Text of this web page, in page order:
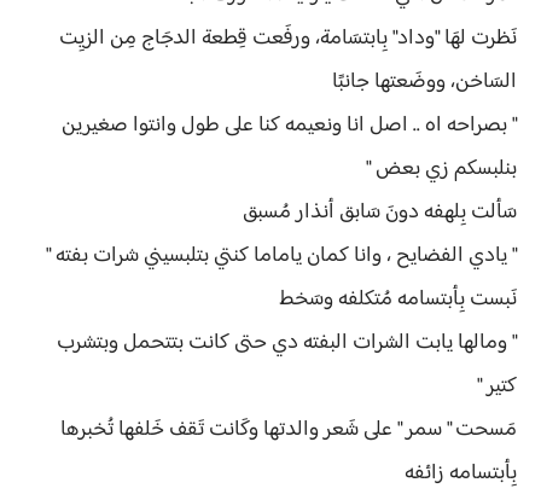
نَظرت لهَا "وداد" بِابتسَامة، ورفَعت قِطعة الدجَاج مِن الزيِت
السَاخن، ووضَعتها جانبًا
" بصراحه اه .. اصل انا ونعيمه كنا على طول وانتوا صغيرين
بنلبسكم زي بعض "
سَألت بِلهفه دونَ سَابق أنذار مُسبق
" يادي الفضايح ، وانا كمان ياماما كنتي بتلبسيني شرات بفته "
نَبست بِأبتسامه مُتكلفه وسَخط
" ومالها يابت الشرات البفته دي حتى كانت بتتحمل وبتشرب
كتير "
مَسحت " سمر " على شَعر والدتها وكَانت تَقف خَلفها تُخبرها
بِأبتسامه زائفه